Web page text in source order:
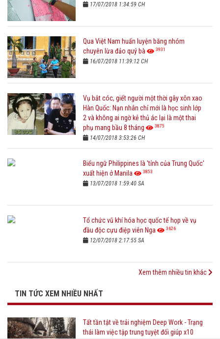
17/07/2018 1:34:59 CH
Qua Việt Nam huấn luyện băng nhóm
chuyên lừa đảo quý bà
3931
16/07/2018 11:39:12 CH
Vụ bắt cóc, giết người một thời gây xôn xao
Hàn Quốc: Nạn nhân chỉ mới là học sinh lớp
2 và không ai ngờ kẻ thủ ác lại là một thai
phụ mang bầu 8 tháng
3875
14/07/2018 3:53:26 CH
Biểu ngữ Philippines là 'tỉnh của Trung Quốc'
xuất hiện ở Manila
3853
13/07/2018 1:59:40 SA
Tổ chức vũ khí hóa học quốc tế họp về vụ
đầu độc cựu điệp viên Nga
3626
12/07/2018 2:17:55 SA
Xem thêm nhiều tin khác
TIN TỨC XEM NHIỀU NHẤT
Tất tần tật về trải nghiệm Deep Work - Trạng
thái làm việc tập trung tuyệt đối giúp x10